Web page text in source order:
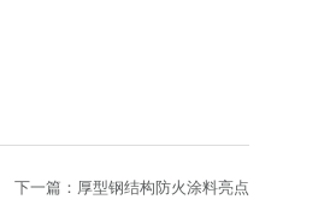
下一篇： 厚型钢结构防火涂料亮点